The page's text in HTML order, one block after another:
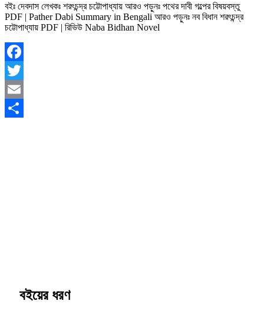
বইঃ দেবদাস লেখকঃ শরৎচন্দ্র চট্টোপাধ্যায় আরও পড়ুনঃ পথের দাবী গল্পের বিষয়বস্তু
PDF | Pather Dabi Summary in Bengali আরও পড়ুনঃ নব বিধান শরৎচন্দ্র
চট্টোপাধ্যায় PDF | রিভিউ Naba Bidhan Novel
Facebook
Twitter
Email
বইয়ের ধরণ